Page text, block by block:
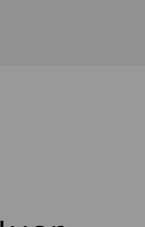
damping suspension